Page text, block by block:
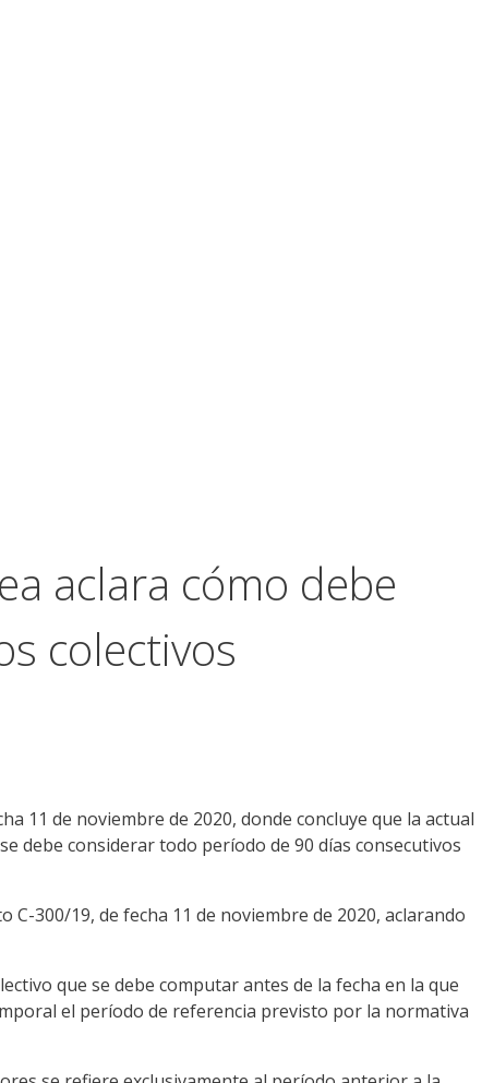
aclara cómo debe
colectivos
11 de noviembre de 2020, donde concluye que la actual
debe considerar todo período de 90 días consecutivos
300/19, de fecha 11 de noviembre de 2020, aclarando
que se debe computar antes de la fecha en la que
el período de referencia previsto por la normativa